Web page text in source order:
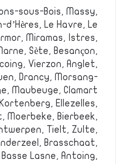
sous-Bois, Massy,
Le Havre, Le
Miramas, Istres,
Sète, Besançon,
Vierzon, Anglet,
Drancy, Morsang-
Maubeuge, Clamart.
Ellezelles,
Moerbeke, Bierbeek,
Tielt, Zulte,
Brasschaat,
Lasne, Antoing,